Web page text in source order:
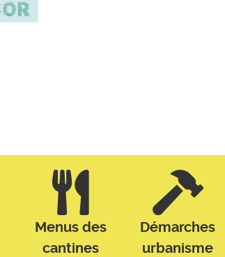
Menus des
cantines
Démarches
urbanisme